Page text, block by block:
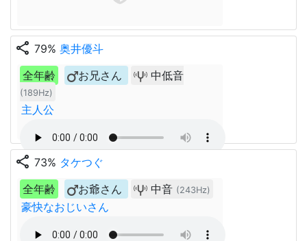
share 79% 奥井優斗
全年齢
お兄さん 中低音
(189Hz)
主人公
share 73% タケつぐ
全年齢
お爺さん 中音 (243Hz)
豪快なおじいさん